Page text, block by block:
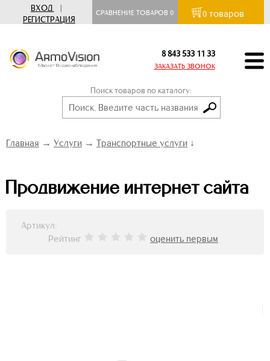
ВХОД
|
РЕГИСТРАЦИЯ
СРАВНЕНИЕ ТОВАРОВ0 0 товаров
8 843 533 11 33
ЗАКАЗАТЬ ЗВОНОК
Поиск товаров по каталогу:
Главная → Услуги → Транспортные услуги ↓
Продвижение интернет сайта
Артикул:
Рейтинг
оценить первым